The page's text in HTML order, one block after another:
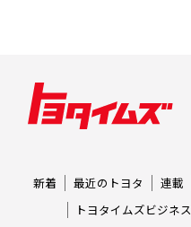
新着 最近のトヨタ 連載
トヨタイムズビジネス